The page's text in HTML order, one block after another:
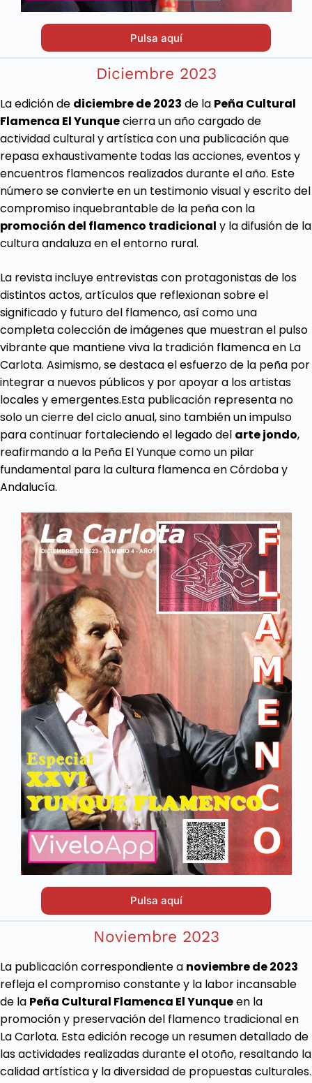
Pulsa aquí
Diciembre 2023
La edición de diciembre de 2023 de la Peña Cultural
Flamenca El Yunquecierra un año cargado de
actividad cultural y artística con una publicación que
repasa exhaustivamente todas las acciones, eventos y
encuentros flamencos realizados durante el año. Este
número se convierte en un testimonio visual y escrito del
compromiso inquebrantable de la peña con la
promoción del flamenco tradicional y la difusión de la
cultura andaluza en el entorno rural.
La revista incluye entrevistas con protagonistas de los
distintos actos, artículos que reflexionan sobre el
significado y futuro del flamenco, así como una
completa colección de imágenes que muestran el pulso
vibrante que mantiene viva la tradición flamenca en La
Carlota. Asimismo, se destaca el esfuerzo de la peña por
integrar a nuevos públicos y por apoyar a los artistas
locales y emergentes.Esta publicación representa no
solo un cierre del ciclo anual, sino también un impulso
para continuar fortaleciendo el legado del arte jondo,
reafirmando a la Peña El Yunque como un pilar
fundamental para la cultura flamenca en Córdoba y
Andalucía.
Pulsa aquí
Noviembre 2023
La publicación correspondiente a noviembre de 2023
refleja el compromiso constante y la labor incansable
de la Peña Cultural Flamenca El Yunqueen la
promoción y preservación del flamenco tradicional en
La Carlota. Esta edición recoge un resumen detallado de
las actividades realizadas durante el otoño, resaltando la
calidad artística y la diversidad de propuestas culturales.